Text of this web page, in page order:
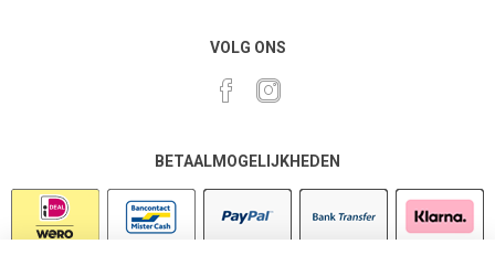
VOLG ONS
BETAALMOGELIJKHEDEN